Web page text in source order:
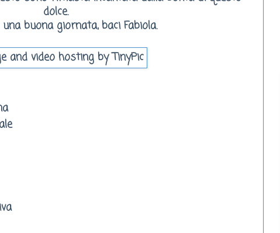
dolce.
buona giornata, baci Fabiola.